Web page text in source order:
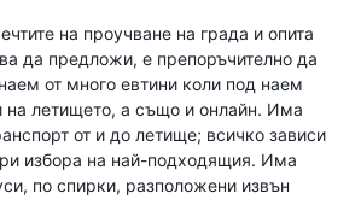
на проучване на града и опита
да предложи, е препоръчително да
от много евтини коли под наем
на летището, а също и онлайн. Има
от и до летище; всичко зависи
избора на най-подходящия. Има
по спирки, разположени извън